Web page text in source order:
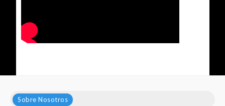
Sobre Nosotros